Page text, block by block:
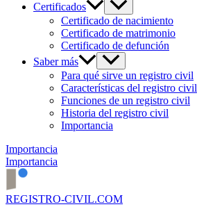
Certificados
Certificado de nacimiento
Certificado de matrimonio
Certificado de defunción
Saber más
Para qué sirve un registro civil
Características del registro civil
Funciones de un registro civil
Historia del registro civil
Importancia
Importancia
Importancia
REGISTRO-CIVIL.COM